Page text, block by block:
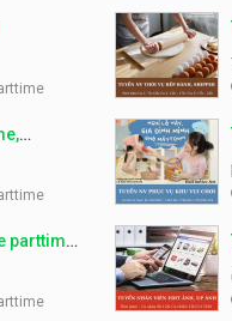
parttime